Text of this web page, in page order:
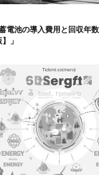
電池の導入費用と回収年
」